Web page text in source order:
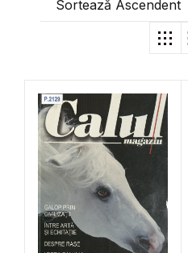
Sortează Ascendent